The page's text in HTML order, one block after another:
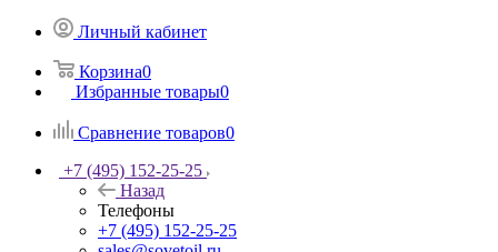
Личный кабинет
Корзина0
Избранные товары0
Сравнение товаров0
+7 (495) 152-25-25
Назад
Телефоны
+7 (495) 152-25-25